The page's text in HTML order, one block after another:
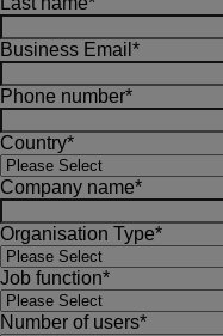
Business Email *
Phone number*
Country*
Company name*
Organisation Type*
Job function*
Number of users*